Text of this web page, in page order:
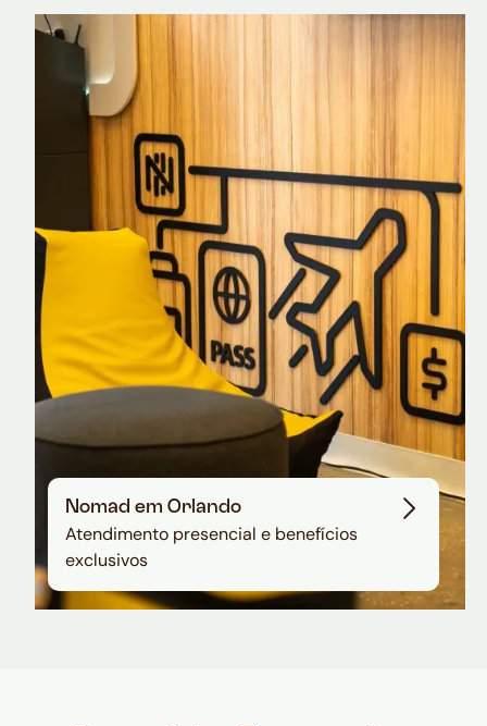
Nomad Explorer
Cartão de crédito brasileiro com cashback
em dólar
Nomad em Orlando
Atendimento presencial e benefícios
exclusivos